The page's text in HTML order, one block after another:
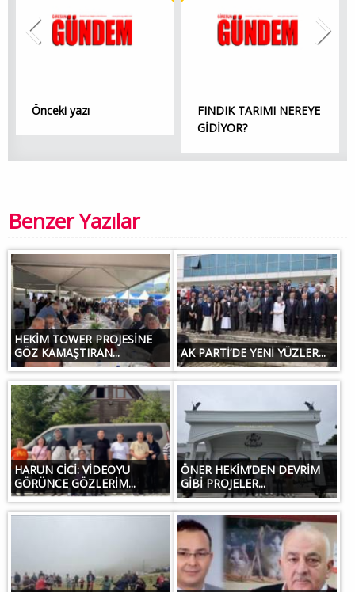
Önceki yazı
FINDIK TARIMI NEREYE
GİDİYOR?
Benzer Yazılar
HEKİM TOWER PROJESİNE
GÖZ KAMAŞTIRAN...
AK PARTİ’DE YENİ YÜZLER...
HARUN CİCİ: VİDEOYU
GÖRÜNCE GÖZLERİM...
ÖNER HEKİM’DEN DEVRİM
GİBİ PROJELER...